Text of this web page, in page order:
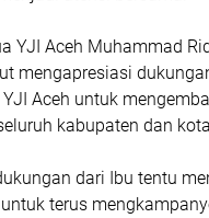
YJI Aceh Muhammad
mengapresiasi
Aceh untuk
kabupaten dan
dari Ibu tentu
terus